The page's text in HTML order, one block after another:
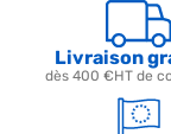
Livraison
dès 400 €HT de